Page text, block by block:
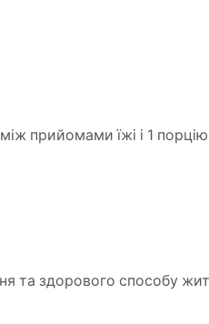
прийомами їжі і 1
та здорового способу